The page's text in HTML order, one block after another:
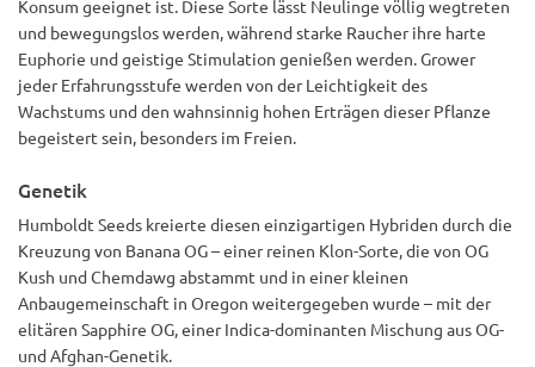
Konsum geeignet ist. Diese Sorte lässt Neulinge völlig wegtreten
und bewegungslos werden, während starke Raucher ihre harte
Euphorie und geistige Stimulation genießen werden. Grower
jeder Erfahrungsstufe werden von der Leichtigkeit des
Wachstums und den wahnsinnig hohen Erträgen dieser Pflanze
begeistert sein, besonders im Freien.
Genetik
Humboldt Seeds kreierte diesen einzigartigen Hybriden durch die
Kreuzung von Banana OG – einer reinen Klon-Sorte, die von OG
Kush und Chemdawg abstammt und in einer kleinen
Anbaugemeinschaft in Oregon weitergegeben wurde – mit der
elitären Sapphire OG, einer Indica-dominanten Mischung aus OG-
und Afghan-Genetik.